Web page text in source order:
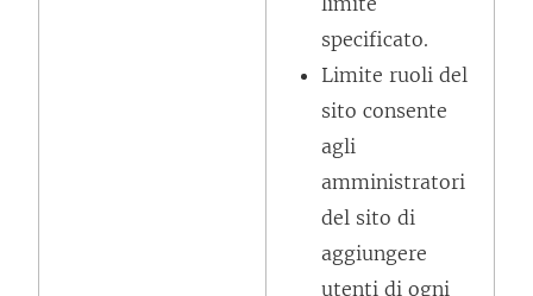
r
specificato.
Limite ruoli del
sito consente
agli
amministratori
del sito di
aggiungere
utenti di ogni